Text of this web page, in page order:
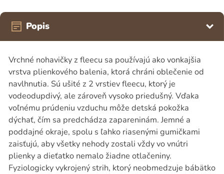
Popis
Vrchné nohavičky z fleecu sa používajú ako vonkajšia
vrstva plienkového balenia, ktorá chráni oblečenie od
navlhnutia. Sú ušité z 2 vrstiev fleecu, ktorý je
vodeodupdivý, ale zároveň vysoko priedušný. Vďaka
voľnému prúdeniu vzduchu môže detská pokožka
dýchať, čím sa predchádza zapareninám. Jemné a
poddajné okraje, spolu s ľahko riasenými gumičkami
zaisťujú, aby všetky nehody zostali vždy vo vnútri
plienky a dieťatko nemalo žiadne otlačeniny.
Fyziologicky vykrojený strih, ktorý neobmedzuje bábätko